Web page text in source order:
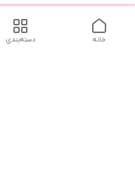
دسته‌بندی خانه